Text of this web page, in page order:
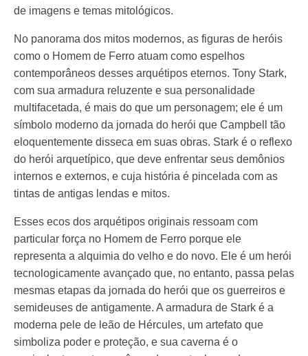
de imagens e temas mitológicos.
No panorama dos mitos modernos, as figuras de heróis
como o Homem de Ferro atuam como espelhos
contemporâneos desses arquétipos eternos. Tony Stark,
com sua armadura reluzente e sua personalidade
multifacetada, é mais do que um personagem; ele é um
símbolo moderno da jornada do herói que Campbell tão
eloquentemente disseca em suas obras. Stark é o reflexo
do herói arquetípico, que deve enfrentar seus demônios
internos e externos, e cuja história é pincelada com as
tintas de antigas lendas e mitos.
Esses ecos dos arquétipos originais ressoam com
particular força no Homem de Ferro porque ele
representa a alquimia do velho e do novo. Ele é um herói
tecnologicamente avançado que, no entanto, passa pelas
mesmas etapas da jornada do herói que os guerreiros e
semideuses de antigamente. A armadura de Stark é a
moderna pele de leão de Hércules, um artefato que
simboliza poder e proteção, e sua caverna é o